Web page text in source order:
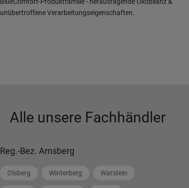
unübertroffene Verarbeitungseigenschaften.
Alle unsere Fachhändler
Reg.-Bez. Arnsberg
Olsberg Winterberg Warstein